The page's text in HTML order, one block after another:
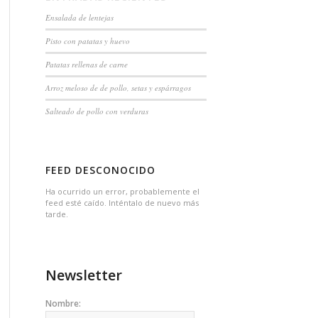
Ensalada de lentejas
Pisto con patatas y huevo
Patatas rellenas de carne
Arroz meloso de de pollo, setas y espárragos
Salteado de pollo con verduras
FEED DESCONOCIDO
Ha ocurrido un error, probablemente el
feed esté caído. Inténtalo de nuevo más
tarde.
Newsletter
Nombre: